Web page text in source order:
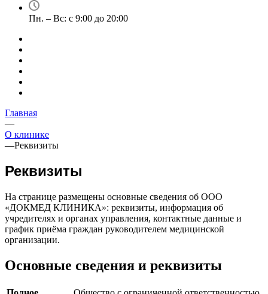
Пн. – Вс: с 9:00 до 20:00
Главная
—
О клинике
—Реквизиты
Реквизиты
На странице размещены основные сведения об ООО
«ДОКМЕД КЛИНИКА»: реквизиты, информация об
учредителях и органах управления, контактные данные и
график приёма граждан руководителем медицинской
организации.
Основные сведения и реквизиты